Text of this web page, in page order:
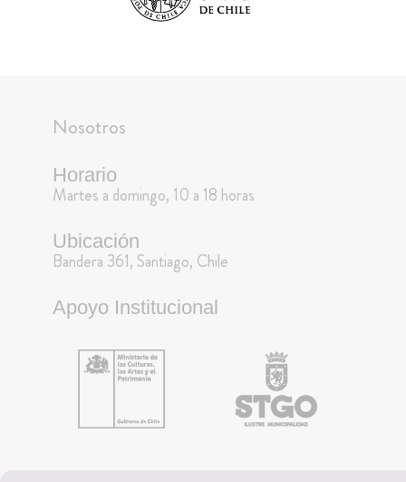
Nosotros
Horario
Martes a domingo, 10 a 18 horas
Ubicación
Bandera 361, Santiago, Chile
Apoyo Institucional